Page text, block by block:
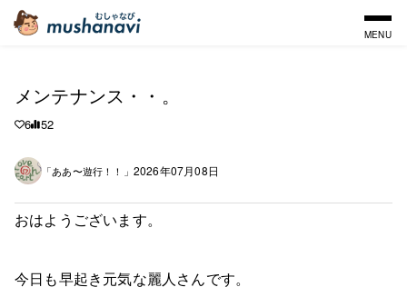
MENU
メンテナンス・・。
6 52
「ああ〜遊行！！」 2026年07月08日
おはようございます。
今日も早起き元気な麗人さんです。